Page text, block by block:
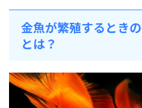
金魚が繁殖するとき
とは？